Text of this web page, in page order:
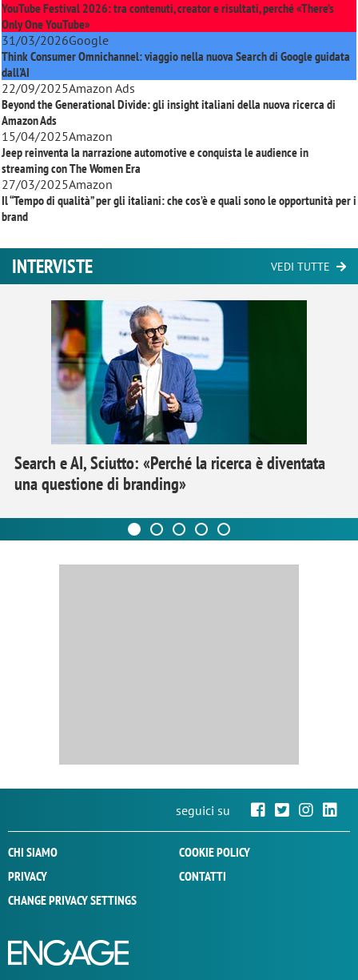
YouTube Festival 2026: tra contenuti, creator e risultati, perché «There’s
Only One YouTube»
31/03/2026Google
Think Consumer Omnichannel: viaggio nella nuova Search di Google guidata
dall'AI
22/09/2025Amazon Ads
Beyond the Generational Divide: gli insight italiani della nuova ricerca di
Amazon Ads
15/04/2025Amazon
Jeep reinventa la narrazione automotive e conquista le audience in
streaming conThe Women Era
27/03/2025Amazon
Il “Tempo di qualità” per gli italiani: che cos’è e quali sono le opportunità per i
brand
INTERVISTE VEDI TUTTE
Search e AI, Sciutto: «Perché la ricerca è diventata
una questione di branding»
seguici su
CHI SIAMO
COOKIE POLICY
PRIVACY
CONTATTI
CHANGE PRIVACY SETTINGS